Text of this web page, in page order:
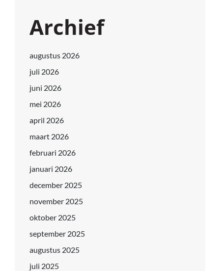
Archief
augustus 2026
juli 2026
juni 2026
mei 2026
april 2026
maart 2026
februari 2026
januari 2026
december 2025
november 2025
oktober 2025
september 2025
augustus 2025
juli 2025